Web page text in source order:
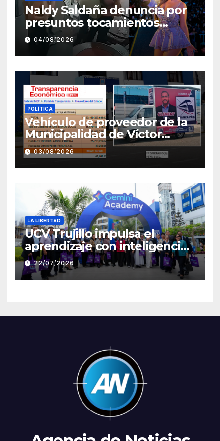
Naldy Saldaña denuncia por
presuntos tocamientos
indebidos a director musical
de La Bella Luz
04/08/2026
POLÍTICA
Vehículo de proveedor de la
Municipalidad de Víctor
Larco aparece con publicidad
de campaña de León
Clement
03/08/2026
LA LIBERTAD
UCV Trujillo impulsa el
aprendizaje con inteligencia
artificial a través de Google
Gemini
22/07/2026